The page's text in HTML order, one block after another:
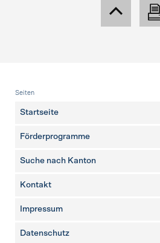
Fusszeile
Seiten
Startseite
Förderprogramme
Suche nach Kanton
weitere Seiten
Kontakt
Impressum
Datenschutz